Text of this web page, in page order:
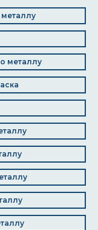
металлу